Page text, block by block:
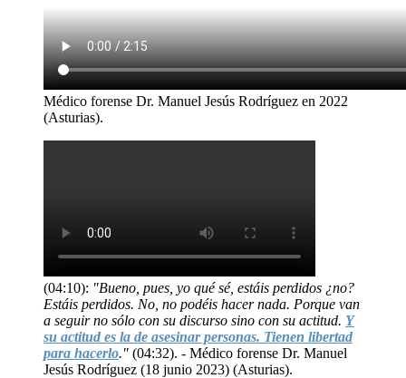
Médico forense Dr. Manuel Jesús Rodríguez en 2022
(Asturias).
(04:10): "Bueno, pues, yo qué sé, estáis perdidos ¿no?
Estáis perdidos. No, no podéis hacer nada. Porque van
a seguir no sólo con su discurso sino con su actitud. Y
su actitud es la de asesinar personas. Tienen libertad
para hacerlo." (04:32). - Médico forense Dr. Manuel
Jesús Rodríguez (18 junio 2023) (Asturias).